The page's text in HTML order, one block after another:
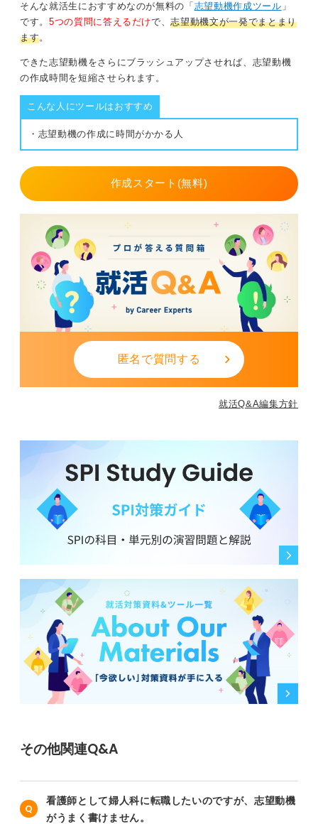
0
そんな就活生におすすめなのが無料の「 志望動機作成ツール 」
です。 5つの質問に答えるだけで、志望動機文が一発でまとまり
ます。
できた志望動機をさらにブラッシュアップさせれば、志望動機
の作成時間を短縮させられます。
こんな人にツールはおすすめ
・志望動機の作成に時間がかかる人
作成スタート(無料)
匿名で質問する
就活Q&A編集方針
その他関連Q&A
看護師として婦人科に転職したいのですが、志望動機
がうまく書けません。